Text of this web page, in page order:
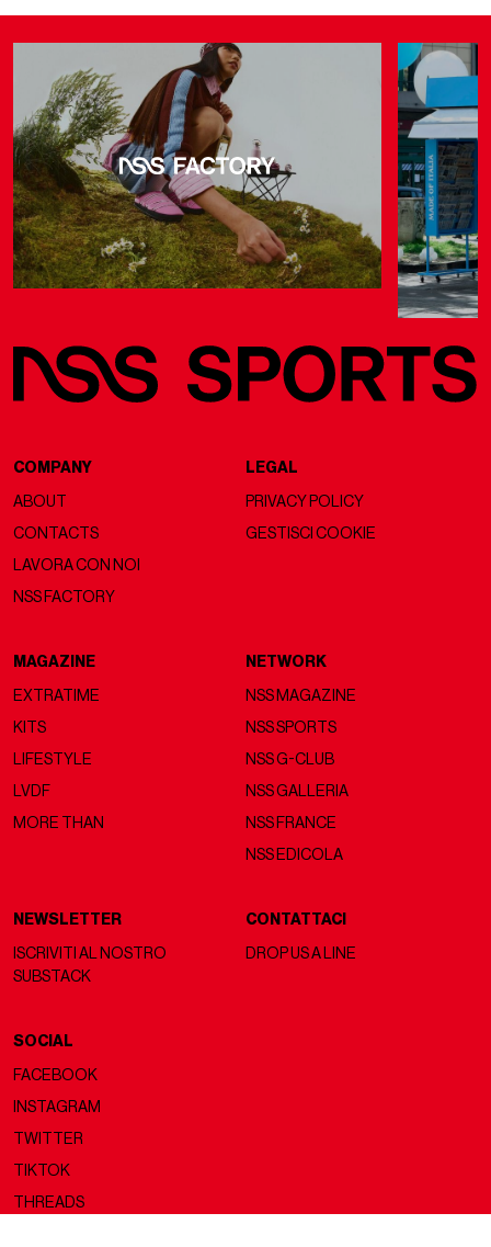
COMPANY
ABOUT
CONTACTS
LAVORA CON NOI
NSS FACTORY
LEGAL
PRIVACY POLICY
GESTISCI COOKIE
MAGAZINE
EXTRATIME
KITS
LIFESTYLE
LVDF
MORE THAN
NETWORK
NSS MAGAZINE
NSS SPORTS
NSS G-CLUB
NSS GALLERIA
NSS FRANCE
NSS EDICOLA
NEWSLETTER
ISCRIVITI AL NOSTRO
SUBSTACK
CONTATTACI
DROP US A LINE
SOCIAL
FACEBOOK
INSTAGRAM
TWITTER
TIKTOK
THREADS